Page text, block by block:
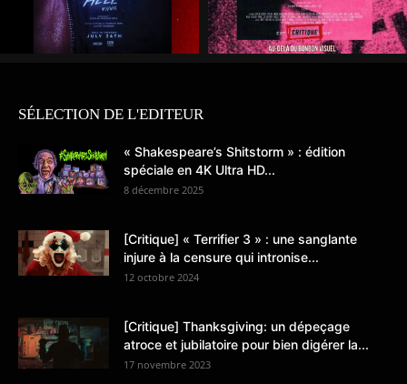
SÉLECTION DE L'EDITEUR
« Shakespeare’s Shitstorm » : édition
spéciale en 4K Ultra HD...
8 décembre 2025
[Critique] « Terrifier 3 » : une sanglante
injure à la censure qui intronise...
12 octobre 2024
[Critique] Thanksgiving: un dépeçage
atroce et jubilatoire pour bien digérer la...
17 novembre 2023